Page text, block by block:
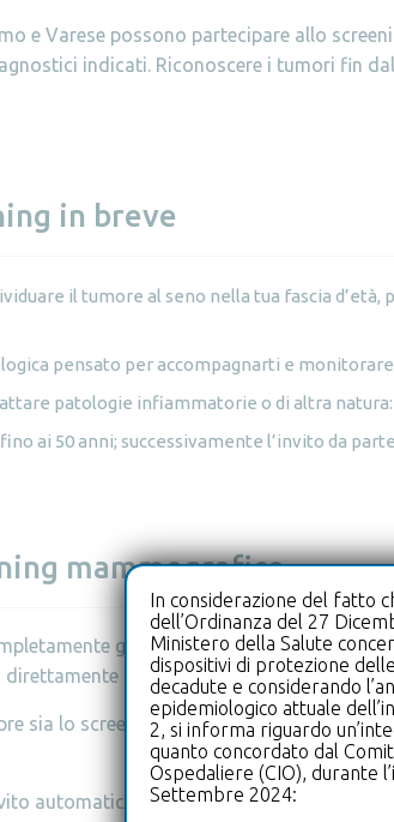
e Varese possono partecipare allo
indicati. Riconoscere i tumori fin
in breve
il tumore al seno nella tua fascia
pensato per accompagnarti e
patologie infiammatorie o di altra
ai 50 anni; successivamente l’invito da
mammografico
gratuita. La data, il luogo e
da ATS, insieme alle istruzioni
sia lo screening di I livello (esame
automatico per:
In considerazione del fatto
dell’Ordinanza del 27
Ministero della Salute
dispositivi di protezione
decadute e considerando
epidemiologico attuale
2, si informa riguardo
quanto concordato dal
Ospedaliere (CIO), durante
Settembre 2024: